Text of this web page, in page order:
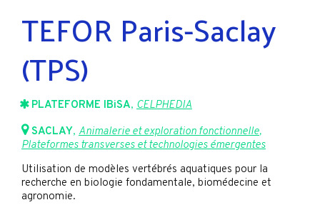
TEFOR Paris-Saclay
(TPS)
PLATEFORME IBiSA, CELPHEDIA
SACLAY, Animalerie et exploration fonctionnelle,
Plateformes transverses et technologies émergentes
Utilisation de modèles vertébrés aquatiques pour la
recherche en biologie fondamentale, biomédecine et
agronomie.